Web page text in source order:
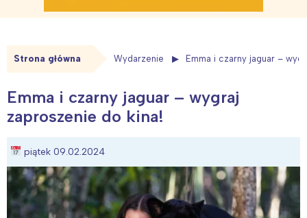
Strona główna Wydarzenie Emma i czarny jaguar –
Emma i czarny jaguar – wygraj
zaproszenie do kina!
piątek 09.02.2024